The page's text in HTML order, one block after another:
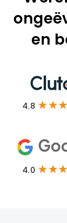
en
4.8
4.0